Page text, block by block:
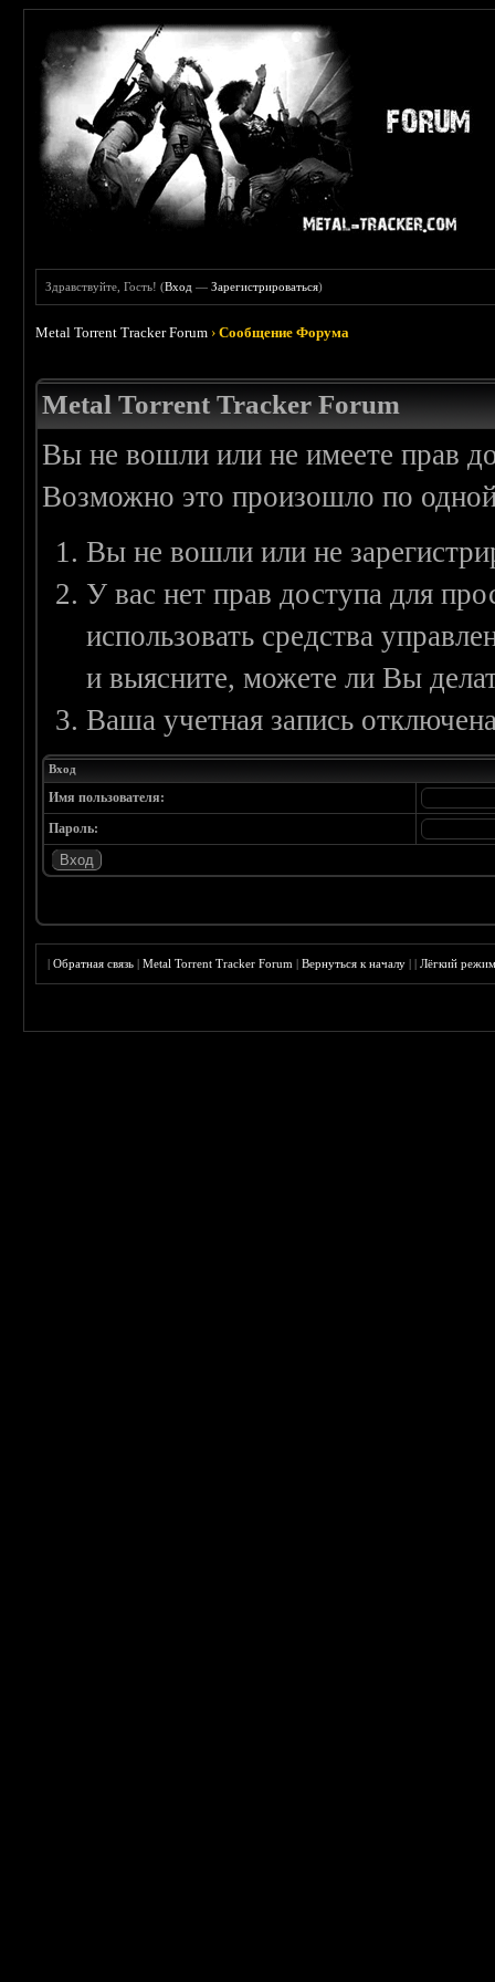
Здравствуйте, Гость! (Вход —Зарегистрироваться)
Metal Torrent Tracker Forum ›Сообщение Форума
Metal Torrent Tracker Forum
Вы не вошли или не имеете прав
Возможно это произошло по
Вы не вошли или не
У вас нет прав доступа для
использовать средства
и выясните, можете ли Вы
Ваша учетная запись
Вход
Имя пользователя:
Пароль:
|Обратная связь |Metal Torrent Tracker Forum |Вернуться к началу ||Лёгкий